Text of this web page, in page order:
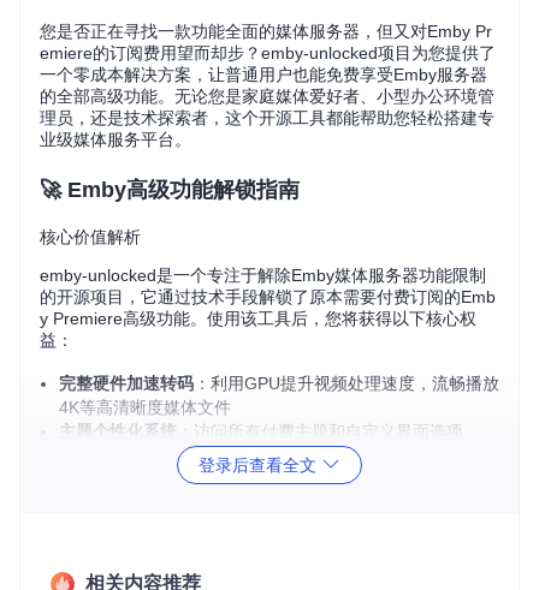
您是否正在寻找一款功能全面的媒体服务器，但又对Emby Pr
emiere的订阅费用望而却步？emby-unlocked项目为您提供了
一个零成本解决方案，让普通用户也能免费享受Emby服务器
的全部高级功能。无论您是家庭媒体爱好者、小型办公环境管
理员，还是技术探索者，这个开源工具都能帮助您轻松搭建专
业级媒体服务平台。
🚀 Emby高级功能解锁指南
核心价值解析
emby-unlocked是一个专注于解除Emby媒体服务器功能限制
的开源项目，它通过技术手段解锁了原本需要付费订阅的Emb
y Premiere高级功能。使用该工具后，您将获得以下核心权
益：
完整硬件加速转码 ：利用GPU提升视频处理速度，流畅播放
4K等高清晰度媒体文件
主题个性化系统 ：访问所有付费主题和自定义界面选项
：解锁手机、平板等移动设备的高级播放功
登录后查看全文
相关内容推荐